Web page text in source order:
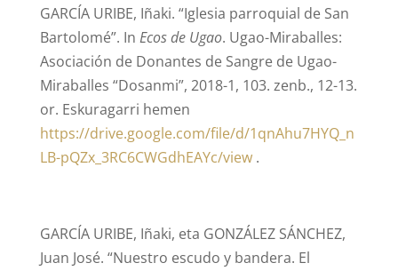
GARCÍA URIBE, Iñaki. “Iglesia parroquial de San
Bartolomé”. In Ecos de Ugao. Ugao-Miraballes:
Asociación de Donantes de Sangre de Ugao-
Miraballes “Dosanmi”, 2018-1, 103. zenb., 12-13.
or. Eskuragarri hemen
https://drive.google.com/file/d/1qnAhu7HYQ_n
LB-pQZx_3RC6CWGdhEAYc/view.
GARCÍA URIBE, Iñaki, eta GONZÁLEZ SÁNCHEZ,
Juan José. “Nuestro escudo y bandera. El